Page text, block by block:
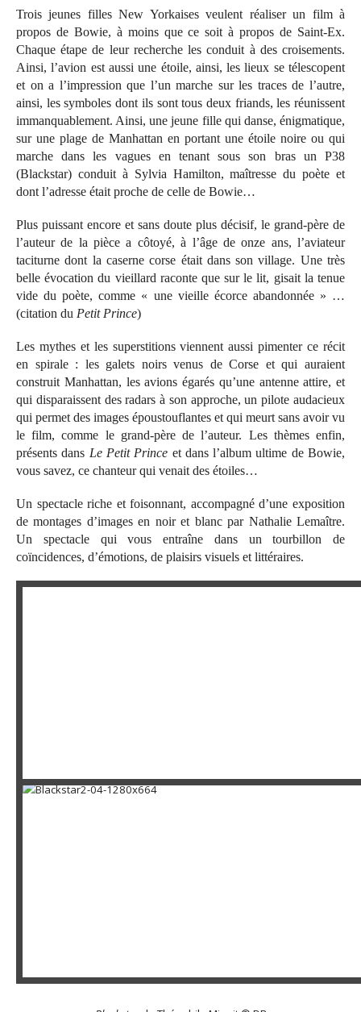
Trois jeunes filles New Yorkaises veulent réaliser un film à
propos de Bowie, à moins que ce soit à propos de Saint-Ex.
Chaque étape de leur recherche les conduit à des croisements.
Ainsi, l’avion est aussi une étoile, ainsi, les lieux se télescopent
et on a l’impression que l’un marche sur les traces de l’autre,
ainsi, les symboles dont ils sont tous deux friands, les réunissent
immanquablement. Ainsi, une jeune fille qui danse, énigmatique,
sur une plage de Manhattan en portant une étoile noire ou qui
marche dans les vagues en tenant sous son bras un P38
(Blackstar) conduit à Sylvia Hamilton, maîtresse du poète et
dont l’adresse était proche de celle de Bowie…
Plus puissant encore et sans doute plus décisif, le grand-père de
l’auteur de la pièce a côtoyé, à l’âge de onze ans, l’aviateur
taciturne dont la caserne corse était dans son village. Une très
belle évocation du vieillard raconte que sur le lit, gisait la tenue
vide du poète, comme « une vieille écorce abandonnée » …
(citation du Petit Prince)
Les mythes et les superstitions viennent aussi pimenter ce récit
en spirale : les galets noirs venus de Corse et qui auraient
construit Manhattan, les avions égarés qu’une antenne attire, et
qui disparaissent des radars à son approche, un pilote audacieux
qui permet des images époustouflantes et qui meurt sans avoir vu
le film, comme le grand-père de l’auteur. Les thèmes enfin,
présents dans Le Petit Prince et dans l’album ultime de Bowie,
vous savez, ce chanteur qui venait des étoiles…
Un spectacle riche et foisonnant, accompagné d’une exposition
de montages d’images en noir et blanc par Nathalie Lemaître.
Un spectacle qui vous entraîne dans un tourbillon de
coïncidences, d’émotions, de plaisirs visuels et littéraires.